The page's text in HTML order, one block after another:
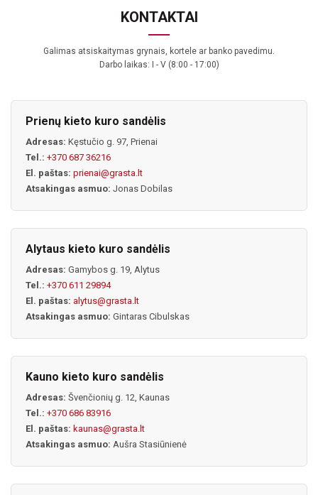
KONTAKTAI
Galimas atsiskaitymas grynais, kortele ar banko pavedimu.
Darbo laikas: I - V (8:00 - 17:00)
Prienų kieto kuro sandėlis
Adresas: Kęstučio g. 97, Prienai
Tel.: +370 687 36216
El. paštas: prienai@grasta.lt
Atsakingas asmuo: Jonas Dobilas
Alytaus kieto kuro sandėlis
Adresas: Gamybos g. 19, Alytus
Tel.: +370 611 29894
El. paštas: alytus@grasta.lt
Atsakingas asmuo: Gintaras Cibulskas
Kauno kieto kuro sandėlis
Adresas: Švenčionių g. 12, Kaunas
Tel.: +370 686 83916
El. paštas: kaunas@grasta.lt
Atsakingas asmuo: Aušra Stasiūnienė